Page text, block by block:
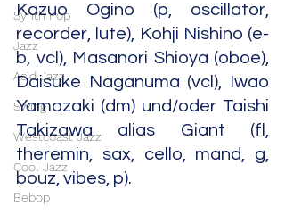
Synth Pop
Jazz
Acid Jazz
Swing
Westcoast Jazz
Cool Jazz
Bebop
Kazuo Ogino (p, oscillator,
recorder, lute), Kohji Nishino (e-
b, vcl), Masanori Shioya (oboe),
Daisuke Naganuma (vcl), Iwao
Yamazaki (dm) und/oder Taishi
Takizawa alias Giant (fl,
theremin, sax, cello, mand, g,
bouz, vibes, p).